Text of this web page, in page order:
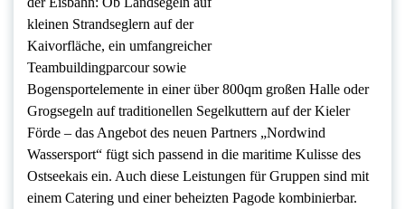
kleinen Strandseglern auf der
Kaivorfläche, ein umfangreicher
Teambuildingparcour sowie
Bogensportelemente in einer über 800qm großen Halle oder
Grogsegeln auf traditionellen Segelkuttern auf der Kieler
Förde – das Angebot des neuen Partners „Nordwind
Wassersport“ fügt sich passend in die maritime Kulisse des
Ostseekais ein. Auch diese Leistungen für Gruppen sind mit
einem Catering und einer beheizten Pagode kombinierbar.